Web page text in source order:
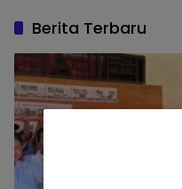
Berita Terbaru